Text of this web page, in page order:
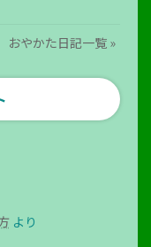
おやかた日記一覧 »
より